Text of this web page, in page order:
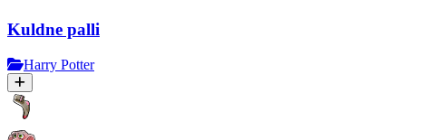
Kuldne palli
Harry Potter